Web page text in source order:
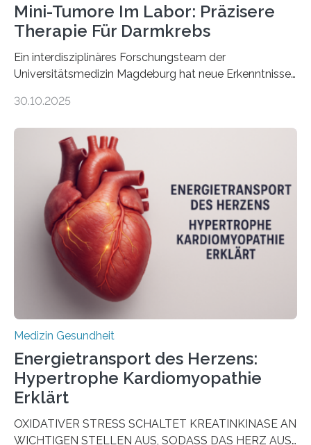
Mini-Tumore Im Labor: Präzisere
Therapie Für Darmkrebs
Ein interdisziplinäres Forschungsteam der
Universitätsmedizin Magdeburg hat neue Erkenntnisse
behandelt werden kann. In ihrer aktuellen Studie,
Oncology, zeigen die Forschenden, dass Mini-Tumore
aus Gewebe von Patientinnen und Patienten –
sogenannte Organoide – genutzt werden können, um
vorab zu prüfen, welche Medikamente am besten
wirken. Dabei wurde ein Eiweiß identifiziert, das künftig
als Biomarker für die Wahl der passenden Therapie
dienen könnte. Darmkrebs zählt weltweit zu den
häufigsten Krebsarten und stellt…
30.10.2025
Medizin Gesundheit
Energietransport des Herzens:
Hypertrophe Kardiomyopathie
Erklärt
OXIDATIVER STRESS SCHALTET KREATINKINASE AN
WICHTIGEN STELLEN AUS, SODASS DAS HERZ AUS